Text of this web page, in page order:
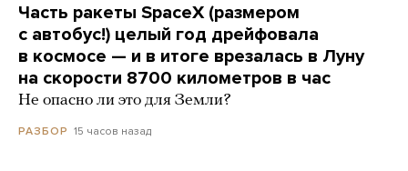
Часть ракеты SpaceX (размером
с автобус!) целый год дрейфовала
в космосе — и в итоге врезалась в Луну
на скорости 8700 километров в час
Не опасно ли это для Земли?
РАЗБОР 15 часов назад